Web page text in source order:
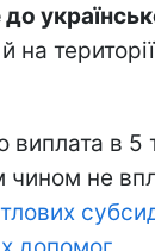
на
виплата в 5
не